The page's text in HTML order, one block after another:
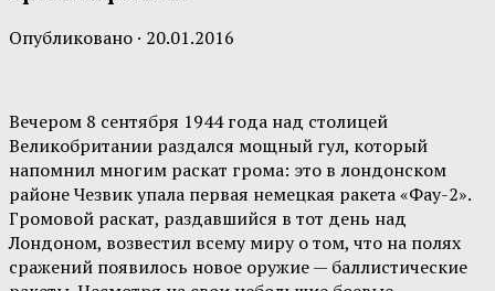
Опубликовано · 20.01.2016
Вечером 8 сентября 1944 года над столицей
Великобритании раздался мощный гул, который
напомнил многим раскат грома: это в лондонском
районе Чезвик упала первая немецкая ракета «Фау-2».
Громовой раскат, раздавшийся в тот день над
Лондоном, возвестил всему миру о том, что на полях
сражений появилось новое оружие — баллистические